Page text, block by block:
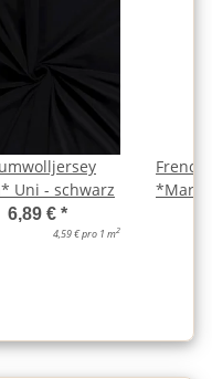
Uni - schwarz
6,89 € *
4,59 € pro 1 m2